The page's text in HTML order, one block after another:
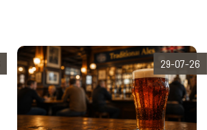
29-07-26